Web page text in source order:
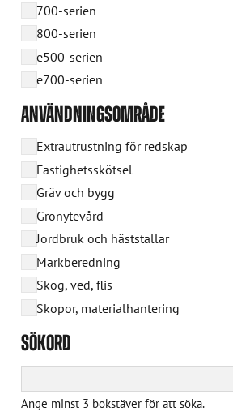
700-serien
800-serien
e500-serien
e700-serien
ANVÄNDNINGSOMRÅDE
Extrautrustning för redskap
Fastighetsskötsel
Gräv och bygg
Grönytevård
Jordbruk och häststallar
Markberedning
Skog, ved, flis
Skopor, materialhantering
SÖKORD
Ange minst 3 bokstäver för att söka.